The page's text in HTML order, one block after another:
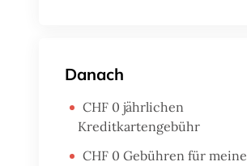
Danach
CHF 0 jährlichen
Kreditkartengebühr
CHF 0 Gebühren für meine